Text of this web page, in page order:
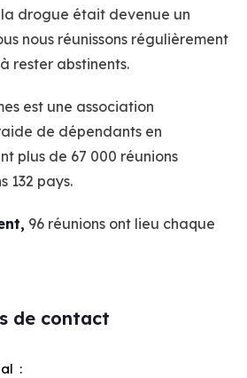
drogue était devenue un
nous réunissons régulièrement
rester abstinents.
est une association
de dépendants en
plus de 67 000 réunions
132 pays.
96 réunions ont lieu chaque
de contact